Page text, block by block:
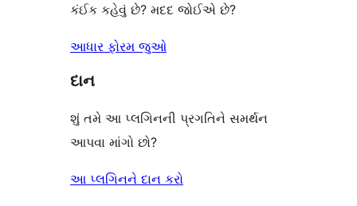
કંઈક કહેવું છે? મદદ જોઈએ છે?
આધાર ફોરમ જુઓ
દાન
શું તમે આ પ્લગિનની પ્રગતિને સમર્થન
આપવા માંગો છો?
આ પ્લગિનને દાન કરો